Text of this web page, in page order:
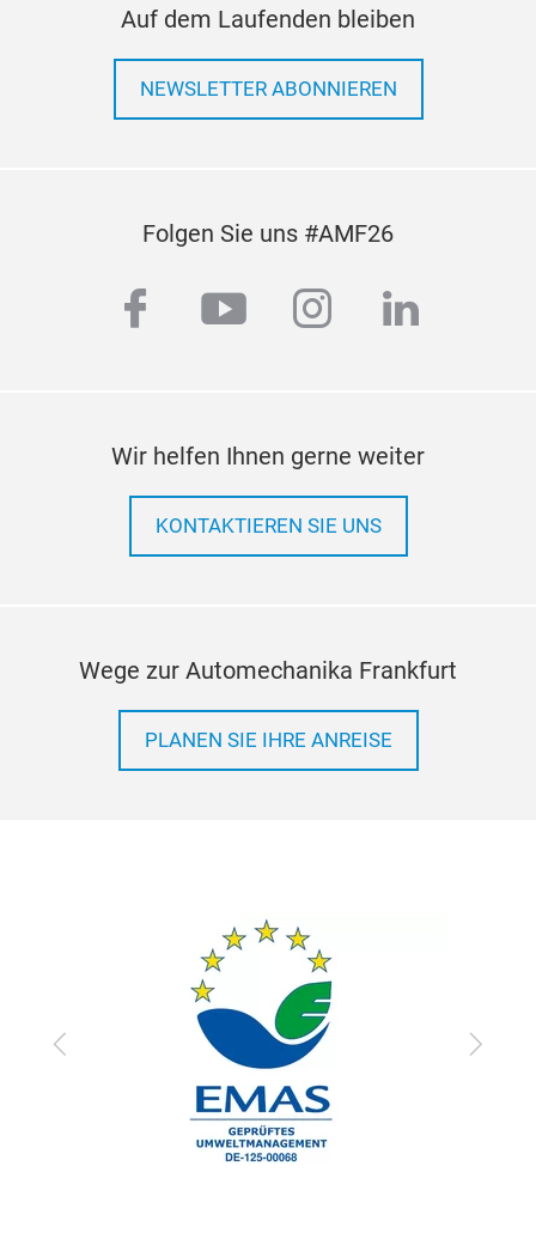
Auf dem Laufenden bleiben
NEWSLETTER ABONNIEREN
Folgen Sie uns #AMF26
facebookyoutubeinstagram
linkedin
Wir helfen Ihnen gerne weiter
KONTAKTIEREN SIE UNS
Wege zur Automechanika Frankfurt
PLANEN SIE IHRE ANREISE
Zurück Vor